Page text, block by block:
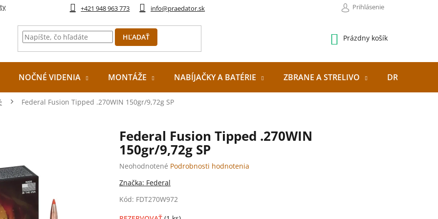
+421 948 963 773 info@praedator.sk Prihlásenie
HĽADAŤ
NÁKUPNÝ
Prázdny košík
NOČNÉ VIDENIA MONTÁŽE NABÍJAČKY A BATÉRIE ZBRANE A STRELIVO DRONY
Federal Fusion Tipped .270WIN 150gr/9,72g SP
Federal Fusion Tipped .270WIN
150gr/9,72g SP
Kód: FDT270W972
Priemerné
produktu
0,0
Neohodnotené Podrobnosti hodnotenia
Značka: Federal